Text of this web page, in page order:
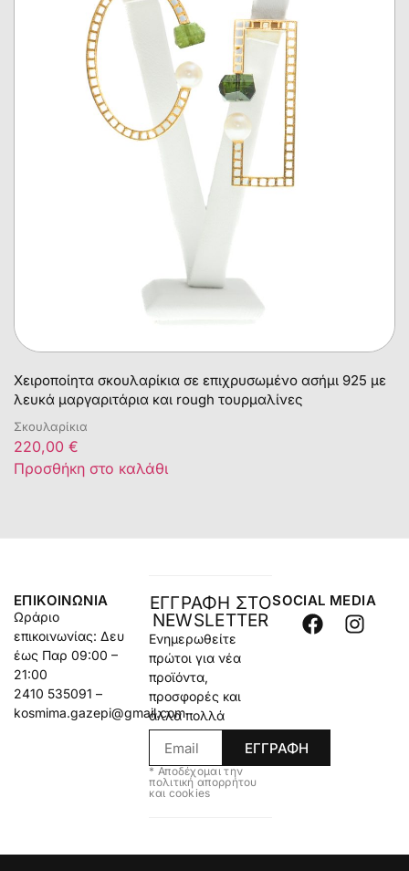
Χειροποίητα σκουλαρίκια σε επιχρυσωμένο ασήμι 925 με
λευκά μαργαριτάρια και rough τουρμαλίνες
Σκουλαρίκια
220,00 €
Προσθήκη στο καλάθι
ΕΠΙΚΟΙΝΩΝΊΑ
Ωράριο
επικοινωνίας: Δευ
έως Παρ 09:00 –
21:00
2410 535091 –
kosmima.gazepi@gmail.com
ΕΓΓΡΑΦΗ ΣΤΟ
NEWSLETTER
Ενημερωθείτε
πρώτοι για νέα
προϊόντα,
προσφορές και
άλλα πολλά
ΕΓΓΡΑΦΗ
* Αποδέχομαι την
πολιτική απορρήτου
και cookies
SOCIAL MEDIA